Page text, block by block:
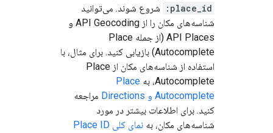
place_id:
شروع شوند. می‌توانید
شناسه‌های مکان را از API Geocoding و
API Places (از جمله Place
Autocomplete) بازیابی کنید. برای مثال، با
استفاده از شناسه‌های مکان از Place
Autocomplete، به
Place
Autocomplete و Directions
مراجعه
کنید. برای اطلاعات بیشتر در مورد
شناسه‌های مکان، به نمای کلی Place ID